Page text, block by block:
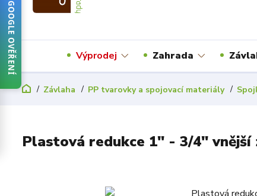
Výprodej Zahrada
Závlaha PP tvarovky a spojovací materiály
Plastová redukce 1" - 3/4" vnější
GOOGLE OVĚŘENÍ